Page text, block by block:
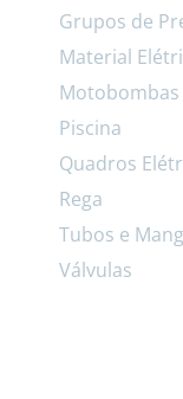
Grupos de
Material
Motobombas
Piscina
Quadros
Rega
Tubos e
Válvulas